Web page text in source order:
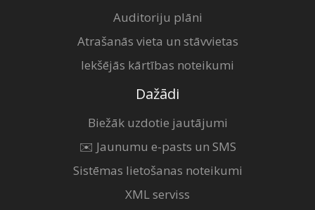
Auditoriju plāni
Atrašanās vieta un stāvvietas
Iekšējās kārtības noteikumi
Dažādi
Biežāk uzdotie jautājumi
✉️ Jaunumu e-pasts un SMS
Sistēmas lietošanas noteikumi
XML serviss